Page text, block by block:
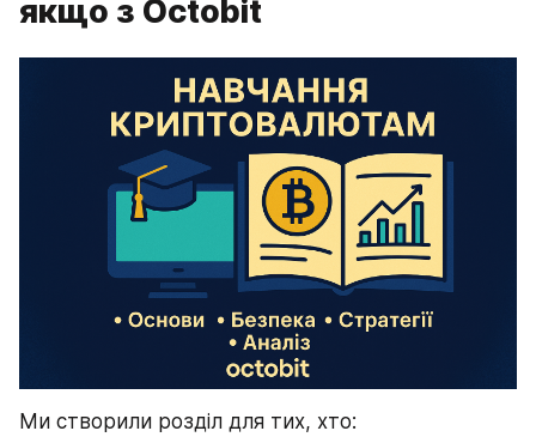
якщо з Octobit
Ми створили розділ для тих, хто: